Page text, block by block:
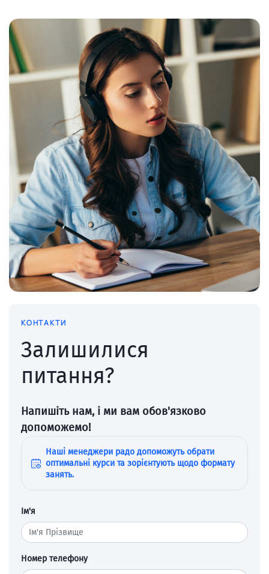
КОНТАКТИ
Залишилися
питання?
Напишіть нам, і ми вам обов'язково
допоможемо!
Наші менеджери радо допоможуть обрати
оптимальні курси та зорієнтують щодо формату
занять.
Ім'я
Номер телефону